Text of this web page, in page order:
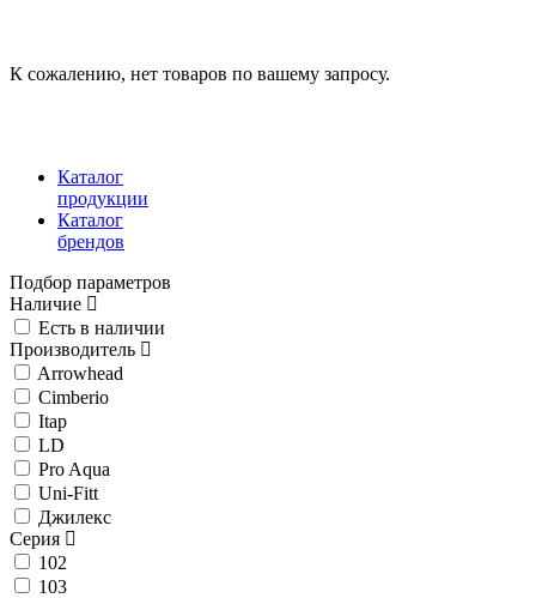
К сожалению, нет товаров по вашему запросу.
Каталог
продукции
Каталог
брендов
Подбор параметров
Наличие
Есть в наличии
Производитель
Arrowhead
Cimberio
Itap
LD
Pro Aqua
Uni-Fitt
Джилекс
Серия
102
103